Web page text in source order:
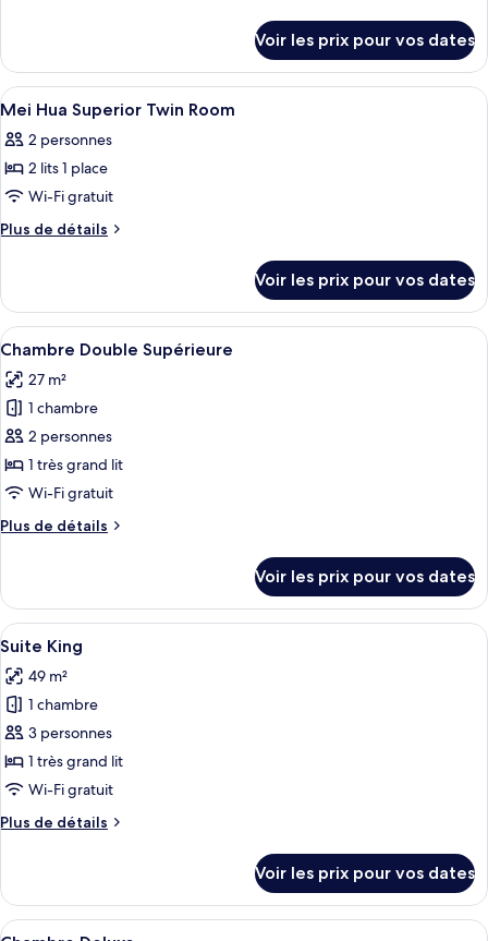
chambre :
Mei
Hua
Superior
Double
Room
le
type
de
Mei
Hua
Double
Room
Voir les prix pour vos dates
Afficher
toutes
les
photos
pour
ce
chambre :
Mei
Hua
Superior
Twin
Room
1 chambre, literie de qualité supérieure
2
Mei Hua Superior Twin Room
2 personnes
2 lits 1 place
Wi-Fi gratuit
Plus de détails
Plus
le
type
de
Mei
Hua
Twin
Room
Voir les prix pour vos dates
Afficher
toutes
les
photos
pour
ce
type
chambre :
Supérieure
Un lit à baldaquin, une table de
10
Chambre Double Supérieure
27 m²
1 chambre
2 personnes
1 très grand lit
Wi-Fi gratuit
Plus de détails
Plus
le
type
de
Chambre
Double
Voir les prix pour vos dates
Afficher
toutes
les
photos
pour
ce
type
chambre :
Une chambre d’hôtel avec un grand
15
Suite King
49 m²
1 chambre
3 personnes
1 très grand lit
Wi-Fi gratuit
Plus de détails
Plus
le
type
Voir les prix pour vos dates
Afficher Une chambre d’hôtel avec un grand